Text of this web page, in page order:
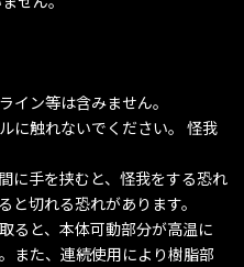
ン等は含みません。
に触れないでください。 怪我
に手を挟むと、怪我をする恐れ
切れる恐れがあります。
ると、本体可動部分が高温に
また、連続使用により樹脂部